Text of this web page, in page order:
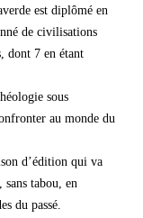
est diplômé en
de civilisations
dont 7 en étant
sous
au monde du
d’édition qui va
tabou, en
du passé.